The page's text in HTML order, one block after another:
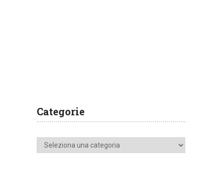
Categorie
Categorie